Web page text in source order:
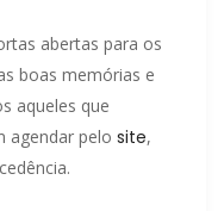
abertas para os
boas memórias e
aqueles que
agendar pelo site,